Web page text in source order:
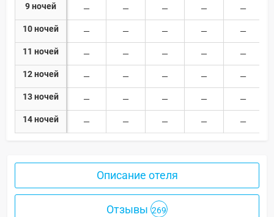
9 ночей
10 ночей
11 ночей
12 ночей
13 ночей
14 ночей
Описание отеля
Отзывы 269